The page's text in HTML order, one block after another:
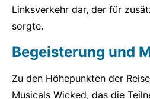
Linksverkehr dar, der für
sorgte.
Begeisterung und
Zu den Höhepunkten der
Musicals Wicked, das die